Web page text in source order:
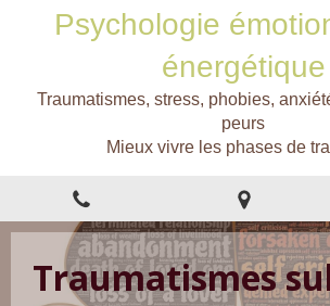
Psychologie
énergétique
Traumatismes, stress, phobies,
peurs
Mieux vivre les phases de
Traumatismes
Les troubles
Stress et
Transition
Pour quoi